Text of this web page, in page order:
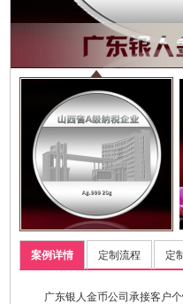
案例详情 定制流程 定
广东银人金币公司承接客户